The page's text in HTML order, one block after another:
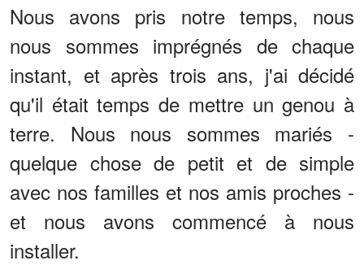
Nous avons pris notre temps, nous
nous sommes imprégnés de chaque
instant, et après trois ans, j'ai décidé
qu'il était temps de mettre un genou à
terre. Nous nous sommes mariés -
quelque chose de petit et de simple
avec nos familles et nos amis proches -
et nous avons commencé à nous
installer.